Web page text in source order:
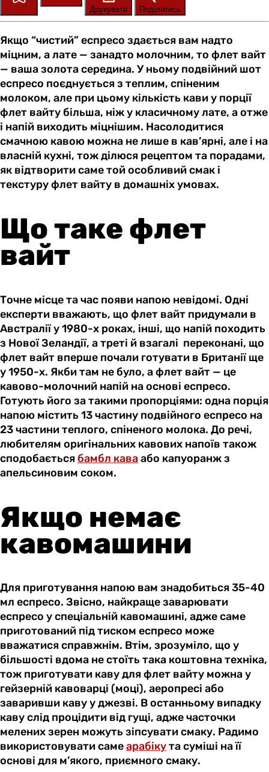
Друкувати
Поділитись
Якщо “чистий” еспресо здається вам надто
міцним, а лате — занадто молочним, то флет вайт
— ваша золота середина. У ньому подвійний шот
еспресо поєднується з теплим, спіненим
молоком, але при цьому кількість кави у порції
флет вайту більша, ніж у класичному лате, а отже
і напій виходить міцнішим. Насолодитися
смачною кавою можна не лише в кав’ярні, але і на
власній кухні, тож ділюся рецептом та порадами,
як відтворити саме той особливий смак і
текстуру флет вайту в домашніх умовах.
Що таке флет
вайт
Точне місце та час появи напою невідомі. Одні
експерти вважають, що флет вайт придумали в
Австралії у 1980-х роках, інші, що напій походить
з Нової Зеландії, а треті й взагалі переконані, що
флет вайт вперше почали готувати в Британії ще
у 1950-х. Якби там не було, а флет вайт — це
кавово-молочний напій на основі еспресо.
Готують його за такими пропорціями: одна порція
напою містить 13 частину подвійного еспресо на
23 частини теплого, спіненого молока. До речі,
любителям оригінальних кавових напоїв також
сподобається бамбл каваабо капуоранж з
апельсиновим соком.
Якщо немає
кавомашини
Для приготування напою вам знадобиться 35-40
мл еспресо. Звісно, найкраще заварювати
еспресо у спеціальній кавомашині, адже саме
приготований під тиском еспресо може
вважатися справжнім. Втім, зрозуміло, що у
більшості вдома не стоїть така коштовна техніка,
тож приготувати каву для флет вайту можна у
гейзерній кавоварці (моці), аеропресі або
заваривши каву у джезві. В останньому випадку
каву слід процідити від гущі, адже часточки
мелених зерен можуть зіпсувати смаку. Радимо
використовувати самеарабікута суміші на її
основі для м’якого, приємного смаку.